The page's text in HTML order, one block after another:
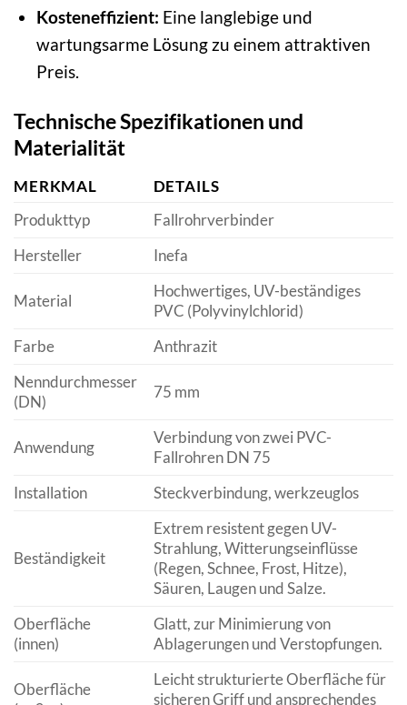
Kosteneffizient: Eine langlebige und
wartungsarme Lösung zu einem attraktiven
Preis.
Technische Spezifikationen und
Materialität
MERKMAL
DETAILS
Produkttyp
Fallrohrverbinder
Hersteller
Inefa
Material
Hochwertiges, UV-beständiges
PVC (Polyvinylchlorid)
Farbe
Anthrazit
Nenndurchmesser
(DN)
75 mm
Anwendung
Verbindung von zwei PVC-
Fallrohren DN 75
Installation
Steckverbindung, werkzeuglos
Beständigkeit
Extrem resistent gegen UV-
Strahlung, Witterungseinflüsse
(Regen, Schnee, Frost, Hitze),
Säuren, Laugen und Salze.
Oberfläche
(innen)
Glatt, zur Minimierung von
Ablagerungen und Verstopfungen.
Oberfläche
Leicht strukturierte Oberfläche für
sicheren Griff und ansprechendes